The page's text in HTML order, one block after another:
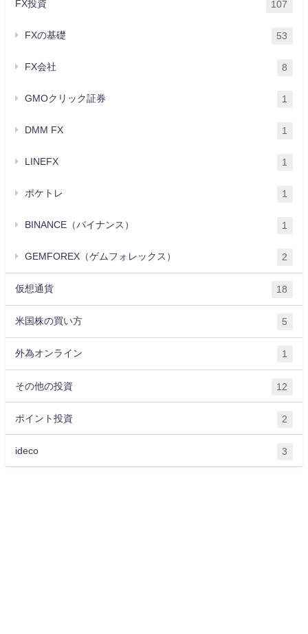
FX投資 107
FXの基礎 53
FX会社 8
GMOクリック証券 1
DMM FX 1
LINEFX 1
ポケトレ 1
BINANCE（バイナンス） 1
GEMFOREX（ゲムフォレックス） 2
仮想通貨 18
米国株の買い方 5
外為オンライン 1
その他の投資 12
ポイント投資 2
ideco 3